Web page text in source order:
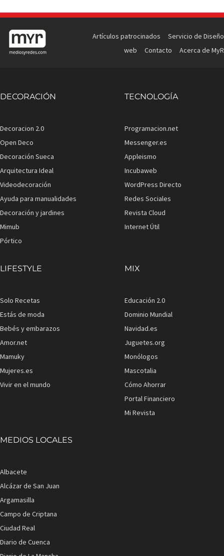
Artículos patrocinados
Servicio de Diseño
web
Contacto Acerca de MyR
DECORACIÓN
Decoracion 2.0
Open Deco
Decoración Sueca
Arquitectura Ideal
Videodecoración
Ayuda para manualidades
Decoración y jardines
Mimub
Pórtico
TECNOLOGÍA
Programacion.net
Messenger.es
Appleismo
Incubaweb
WordPress Directo
Redes Sociales
Revista Cloud
Internet Útil
LIFESTYLE
Solo Recetas
Estás de moda
Bebés y embarazos
Amor.net
Mamuky
Mujeres.es
Vivir en el mundo
MIX
Educación 2.0
Dominio Mundial
Navidad.es
Juguetes.org
Monólogos
Mascotalia
Cómo Ahorrar
Portal Financiero
Mi Revista
MEDIOS LOCALES
Albacete
Alcázar de San Juan
Argamasilla
Campo de Criptana
Ciudad Real
Diario de Cuenca